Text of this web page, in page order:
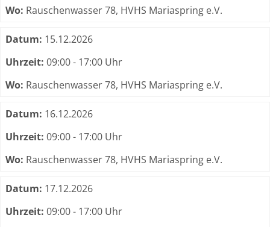
Wo: Rauschenwasser 78, HVHS Mariaspring e.V.
Datum: 15.12.2026
Uhrzeit: 09:00 - 17:00 Uhr
Wo: Rauschenwasser 78, HVHS Mariaspring e.V.
Datum: 16.12.2026
Uhrzeit: 09:00 - 17:00 Uhr
Wo: Rauschenwasser 78, HVHS Mariaspring e.V.
Datum: 17.12.2026
Uhrzeit: 09:00 - 17:00 Uhr